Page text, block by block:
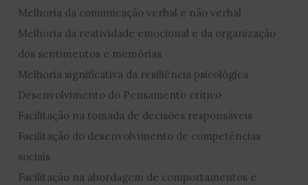
Melhoria da comunicação verbal e não verbal
Melhoria da reatividade emocional e da organização
dos sentimentos e memórias
Melhoria significativa da resiliência psicológica
Desenvolvimento do Pensamento crítico
Facilitação na tomada de decisões responsáveis
Facilitação do desenvolvimento de competências
sociais
Facilitação na abordagem de comportamentos e